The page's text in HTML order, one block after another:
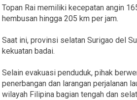
Topan Rai memiliki kecepatan angin
hembusan hingga 205 km per jam.
Saat ini, provinsi selatan Surigao del
kekuatan badai.
Selain evakuasi penduduk, pihak
penerbangan dan larangan perjalanan
wilayah Filipina bagian tengah dan